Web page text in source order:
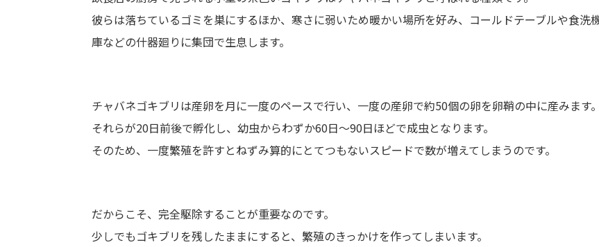
彼らは落ちているゴミを巣にするほか、寒さに弱いため暖かい場所を好み、コールドテーブルや食洗
庫などの什器廻りに集団で生息します。
チャバネゴキブリは産卵を月に一度のペースで行い、一度の産卵で約50個の卵を卵鞘の中に産みます。
それらが20日前後で孵化し、幼虫からわずか60日～90日ほどで成虫となります。
そのため、一度繁殖を許すとねずみ算的にとてつもないスピードで数が増えてしまうのです。
だからこそ、完全駆除することが重要なのです。
少しでもゴキブリを残したままにすると、繁殖のきっかけを作ってしまいます。